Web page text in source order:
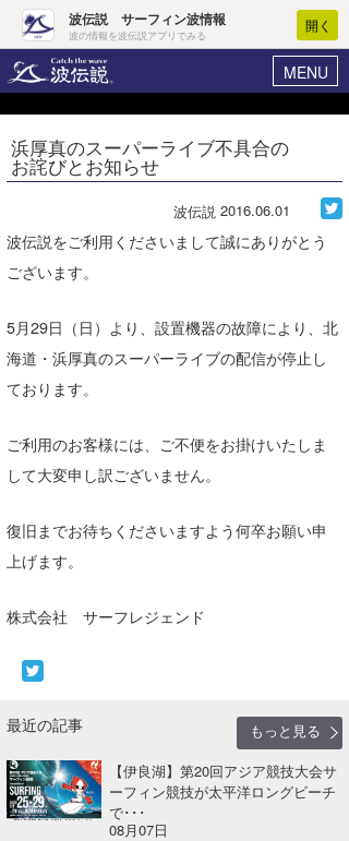
波伝説 サーフィン波情報
波の情報を波伝説アプリでみる
開く
MENU
ヘルプ マイホーム
ログイン
波情報･概況
気象情報
ニュース
会員メニュー
浜厚真のスーパーライブ不具合の
お詫びとお知らせ
波伝説 2016.06.01
波伝説をご利用くださいまして誠にありがとう
ございます。
5月29日（日）より、設置機器の故障により、北
海道・浜厚真のスーパーライブの配信が停止し
ております。
ご利用のお客様には、ご不便をお掛けいたしま
して大変申し訳ございません。
復旧までお待ちくださいますよう何卒お願い申
上げます。
株式会社 サーフレジェンド
最近の記事
もっと見る
【伊良湖】第20回アジア競技大会サ
ーフィン競技が太平洋ロングビーチ
で･･･
08月07日
Core Surf Japan
ファッション/グッズ
アート＆エンタメ
コラム
トラベル
千葉北
四国
沖縄
その他
サーファーズ